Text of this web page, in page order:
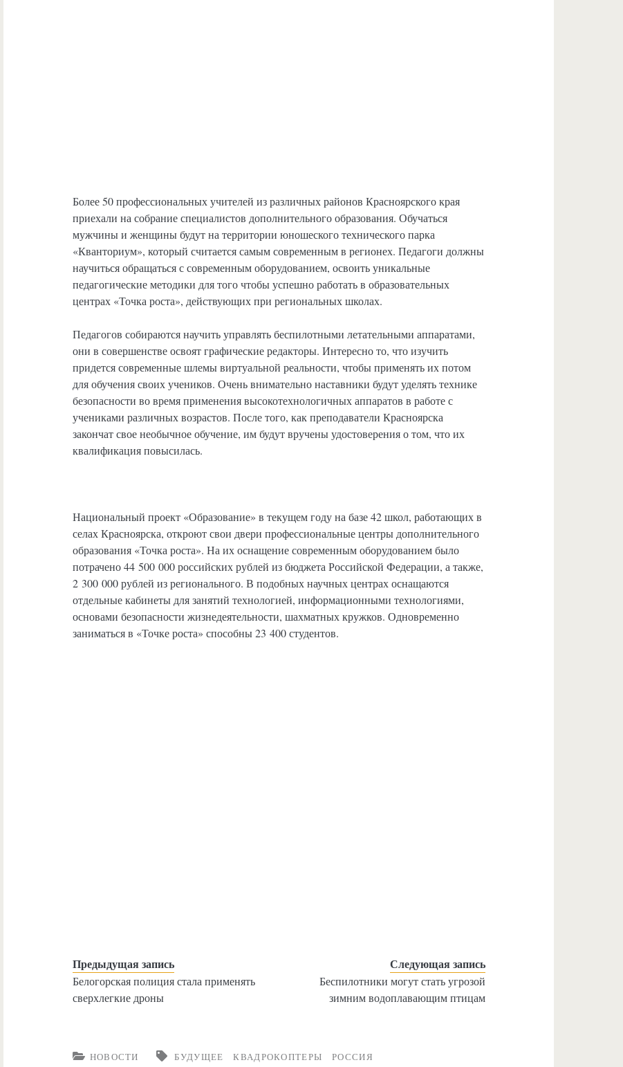
Более 50 профессиональных учителей из различных районов Красноярского края
приехали на собрание специалистов дополнительного образования. Обучаться
мужчины и женщины будут на территории юношеского технического парка
«Кванториум», который считается самым современным в регионех. Педагоги должны
научиться обращаться с современным оборудованием, освоить уникальные
педагогические методики для того чтобы успешно работать в образовательных
центрах «Точка роста», действующих при региональных школах.
Педагогов собираются научить управлять беспилотными летательными аппаратами,
они в совершенстве освоят графические редакторы. Интересно то, что изучить
придется современные шлемы виртуальной реальности, чтобы применять их потом
для обучения своих учеников. Очень внимательно наставники будут уделять технике
безопасности во время применения высокотехнологичных аппаратов в работе с
учениками различных возрастов. После того, как преподаватели Красноярска
закончат свое необычное обучение, им будут вручены удостоверения о том, что их
квалификация повысилась.
Национальный проект «Образование» в текущем году на базе 42 школ, работающих в
селах Красноярска, откроют свои двери профессиональные центры дополнительного
образования «Точка роста». На их оснащение современным оборудованием было
потрачено 44 500 000 российских рублей из бюджета Российской Федерации, а также,
2 300 000 рублей из регионального. В подобных научных центрах оснащаются
отдельные кабинеты для занятий технологией, информационными технологиями,
основами безопасности жизнедеятельности, шахматных кружков. Одновременно
заниматься в «Точке роста» способны 23 400 студентов.
Предыдущая запись
Белогорская полиция стала применять
сверхлегкие дроны
Следующая запись
Беспилотники могут стать угрозой
зимним водоплавающим птицам
НОВОСТИ БУДУЩЕЕ КВАДРОКОПТЕРЫ РОССИЯ